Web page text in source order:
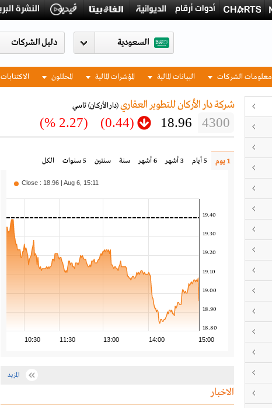
السعودية
معلومات الشركات البيانات المالية المؤشرات المالية المحللون الاكتتابات
شركة دار الأركان للتطوير العقاري(دار الأركان) تاسي
4300
18.96
(0.44)
(2.27 %)
1 يوم 5 أيام 3 أشهر 6 أشهر سنة سنتين 5 سنوات الكل
10:30 11:30 13:00 14:00 15:00
18.80
18.90
19.00
19.10
19.20
19.30
19.40
Close : 18.96 | Aug 6, 15:11
المزيد
الاخبار